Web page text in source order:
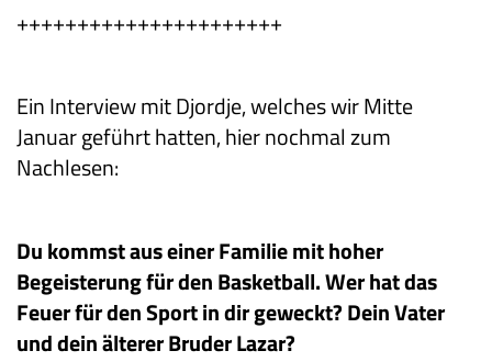
++++++++++++++++++++++
Ein Interview mit Djordje, welches wir Mitte
Januar geführt hatten, hier nochmal zum
Nachlesen:
Du kommst aus einer Familie mit hoher
Begeisterung für den Basketball. Wer hat das
Feuer für den Sport in dir geweckt? Dein Vater
und dein älterer Bruder Lazar?